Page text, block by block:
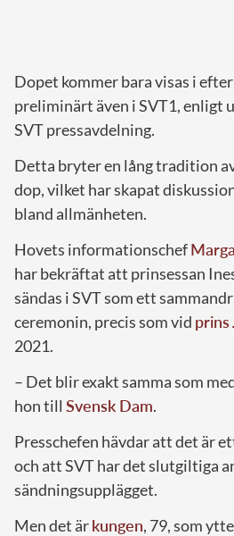
Dopet kommer bara visas i
preliminärt även i SVT1, enligt
SVTpressavdelning.
Detta bryter en lång tradition
dop, vilket har skapat
bland allmänheten.
Hovets informationschef
har bekräftat att prinsessan
sändas i SVT som ett
ceremonin, precis som vid prins
2021.
– Det blir exakt samma som
hon till Svensk Dam.
Presschefen hävdar att det är
och att SVT har det slutgiltiga
sändningsupplägget.
Men det ärkungen, 79, som